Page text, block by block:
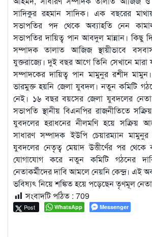
সাদিকুর রহমান সাদিক। এক বছরের
সভাপতির পদ থেকে অব্যাহতি নেন
সভাপতির দায়িত্ব পান আবদুল মান্নান। কিছু
সম্পাদক তালাত আজিজ স্থায়ীভাবে
যুক্তরাজ্যে। দুই বছর আগে তিনি সেখানে মারা
সম্পাদকের দায়িত্ব পান মামুনুর রশীদ
ভারমুক্ত হয়নি জেলা যুবদল। নতুন কমিটি
নেই। ১৬ বছর বয়সের জেলা যুবদলের
সভাপতি স্থানীয় বিএনপির রাজনীতিতে
যুবদলের হরাধনের নীলমণি হয়ে সক্রিয়
সাধারণ সম্পাদক ইউপি চেয়ারম্যান
যুবদলের নেতৃত্ব মেয়াদ উত্তীর্ণের পর থেকে
যোগাযোগ করে নতুন কমিটি গঠনের
নেতাকর্মীদের দাবি আমলে নেয়নি কেন্দ্র। এই
ভবিষ্যৎ নিয়ে শঙ্কিত হয়ে পড়েছেন তৃণমূল
সংবাদটি পঠিত : 709
Post WhatsApp Messenger